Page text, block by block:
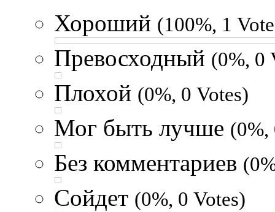
Хороший (100%, 1
Превосходный (0%, 0
Плохой (0%, 0 Votes)
Мог быть лучше (0%,
Без комментариев
Сойдет (0%, 0 Votes)